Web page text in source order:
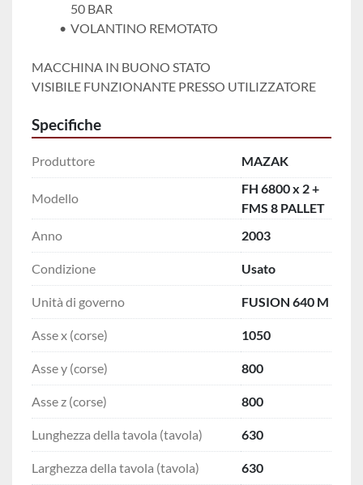
50 BAR
VOLANTINO REMOTATO
MACCHINA IN BUONO STATO
VISIBILE FUNZIONANTE PRESSO UTILIZZATORE
Specifiche
Produttore MAZAK
Modello
FH 6800 x 2 +
FMS 8 PALLET
Anno
2003
Condizione Usato
Unità di governo FUSION 640 M
Asse x (corse) 1050
Asse y (corse) 800
Asse z (corse) 800
Lunghezza della tavola (tavola) 630
Larghezza della tavola (tavola) 630